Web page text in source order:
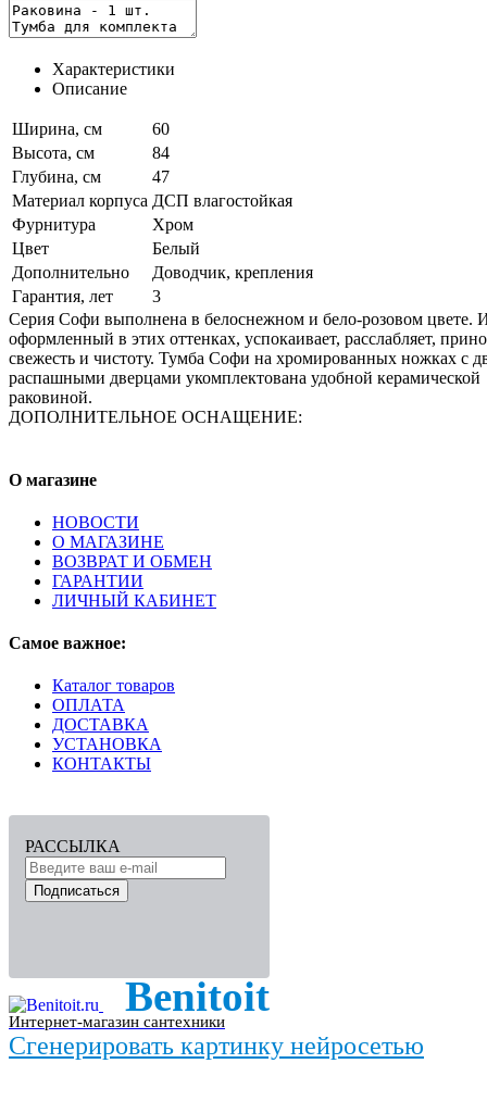
Характеристики
Описание
Ширина, см
60
Высота, см
84
Глубина, см
47
Материал корпуса ДСП влагостойкая
Фурнитура
Хром
Цвет
Белый
Дополнительно
Доводчик, крепления
Гарантия, лет
3
Серия Софи выполнена в белоснежном и бело-розовом цвете.
оформленный в этих оттенках, успокаивает, расслабляет,
свежесть и чистоту. Тумба Софи на хромированных ножках с
распашными дверцами укомплектована удобной керамической
раковиной.
ДОПОЛНИТЕЛЬНОЕ ОСНАЩЕНИЕ:
О магазине
НОВОСТИ
О МАГАЗИНЕ
ВОЗВРАТ И ОБМЕН
ГАРАНТИИ
ЛИЧНЫЙ КАБИНЕТ
Самое важное:
Каталог товаров
ОПЛАТА
ДОСТАВКА
УСТАНОВКА
КОНТАКТЫ
РАССЫЛКА
Подписаться
Benitoit
Интернет-магазин сантехники
Сгенерировать картинку нейросетью